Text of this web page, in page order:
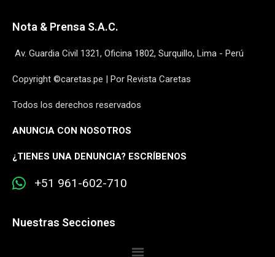
Nota & Prensa S.A.C.
Av. Guardia Civil 1321, Oficina 1802, Surquillo, Lima - Perú
Copyright ©caretas.pe | Por Revista Caretas
Todos los derechos reservados
ANUNCIA CON NOSOTROS
¿TIENES UNA DENUNCIA? ESCRÍBENOS
+51 961-602-710
Nuestras Secciones